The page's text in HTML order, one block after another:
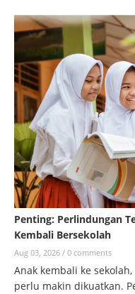
Penting: Perlindungan
Kembali Bersekolah
Aug 03, 2026 / 0 comments
Anak kembali ke
perlu makin dikuatkan.